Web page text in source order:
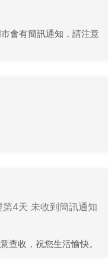
會有簡訊通知，請注意
4天 未收到簡訊通知
收，祝您生活愉快。